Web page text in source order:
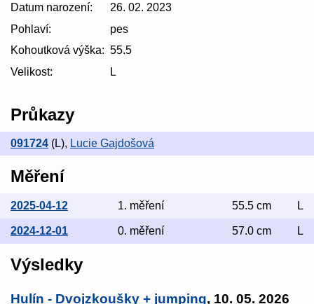
Datum narození:
26. 02. 2023
Pohlaví:
pes
Kohoutková výška: 55.5
Velikost:
L
Průkazy
091724 (L), Lucie Gajdošová
Měření
2025-04-12 1. měření 55.5 cm L
2024-12-01 0. měření 57.0 cm L
Výsledky
Hulín - Dvojzkoušky + jumping, 10. 05. 2026